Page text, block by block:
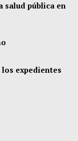
salud pública en
expedientes